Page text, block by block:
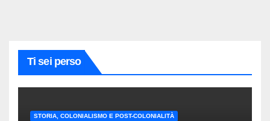
Ti sei perso
STORIA, COLONIALISMO E POST-COLONIALITÀ